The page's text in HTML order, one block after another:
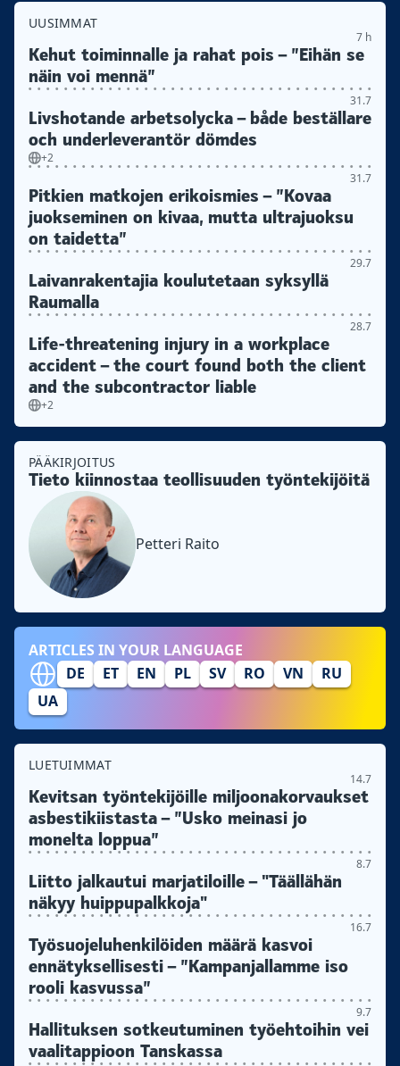
UUSIMMAT
7 h
Kehut toiminnalle ja rahat pois – ”Eihän se
näin voi mennä”
31.7
Livshotande arbetsolycka – både beställare
och underleverantör dömdes
+2
31.7
Pitkien matkojen erikoismies – ”Kovaa
juokseminen on kivaa, mutta ultrajuoksu
on taidetta”
29.7
Laivanrakentajia koulutetaan syksyllä
Raumalla
28.7
Life-threatening injury in a workplace
accident – the court found both the client
and the subcontractor liable
+2
PÄÄKIRJOITUS
Tieto kiinnostaa teollisuuden työntekijöitä
Petteri Raito
ARTICLES IN YOUR LANGUAGE
DE
ET EN PL SV RO VN
RU
UA
LUETUIMMAT
14.7
Kevitsan työntekijöille miljoonakorvaukset
asbestikiistasta – ”Usko meinasi jo
monelta loppua”
8.7
Liitto jalkautui marjatiloille – "Täällähän
näkyy huippupalkkoja"
16.7
Työsuojeluhenkilöiden määrä kasvoi
ennätyksellisesti – ”Kampanjallamme iso
rooli kasvussa”
9.7
Hallituksen sotkeutuminen työehtoihin vei
vaalitappioon Tanskassa